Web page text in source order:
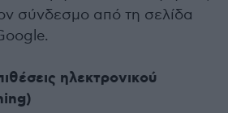
σύνδεσμο από τη σελίδα
ηλεκτρονικού